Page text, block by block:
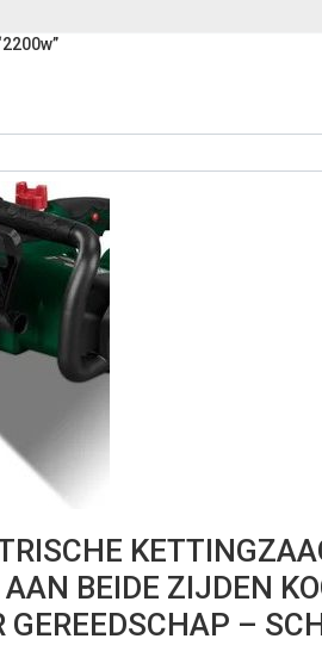
BEIDE ZIJDEN
GEREEDSCHAP –